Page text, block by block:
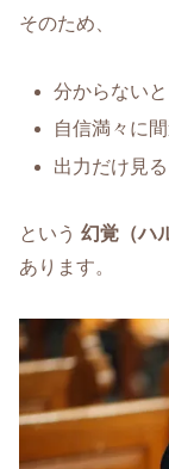
そのため、
分からない
自信満々に
出力だけ見
という 幻覚（ハ
あります。